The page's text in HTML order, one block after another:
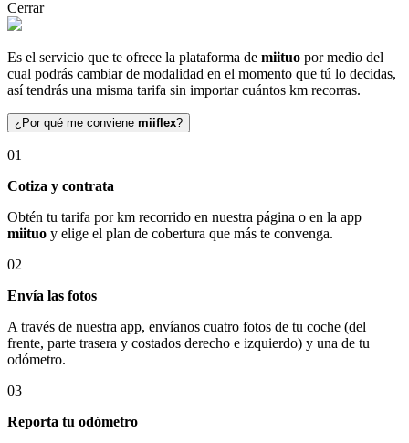
Cerrar
Es el servicio que te ofrece la plataforma de miituo por medio del
cual podrás cambiar de modalidad en el momento que tú lo decidas,
así tendrás una misma tarifa sin importar cuántos km recorras.
¿Por qué me conviene miiflex?
01
Cotiza y contrata
Obtén tu tarifa por km recorrido en nuestra página o en la app
miituo y elige el plan de cobertura que más te convenga.
02
Envía las fotos
A través de nuestra app, envíanos cuatro fotos de tu coche (del
frente, parte trasera y costados derecho e izquierdo) y una de tu
odómetro.
03
Reporta tu odómetro